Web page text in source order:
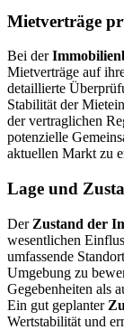
Mietverträge
Bei der
Mietverträge auf
detaillierte
Stabilität der
der vertraglichen
potenzielle
aktuellen Markt zu
Lage und
Der Zustand der
wesentlichen
umfassende
Umgebung zu
Gegebenheiten als
Ein gut geplanter
Wertstabilität und